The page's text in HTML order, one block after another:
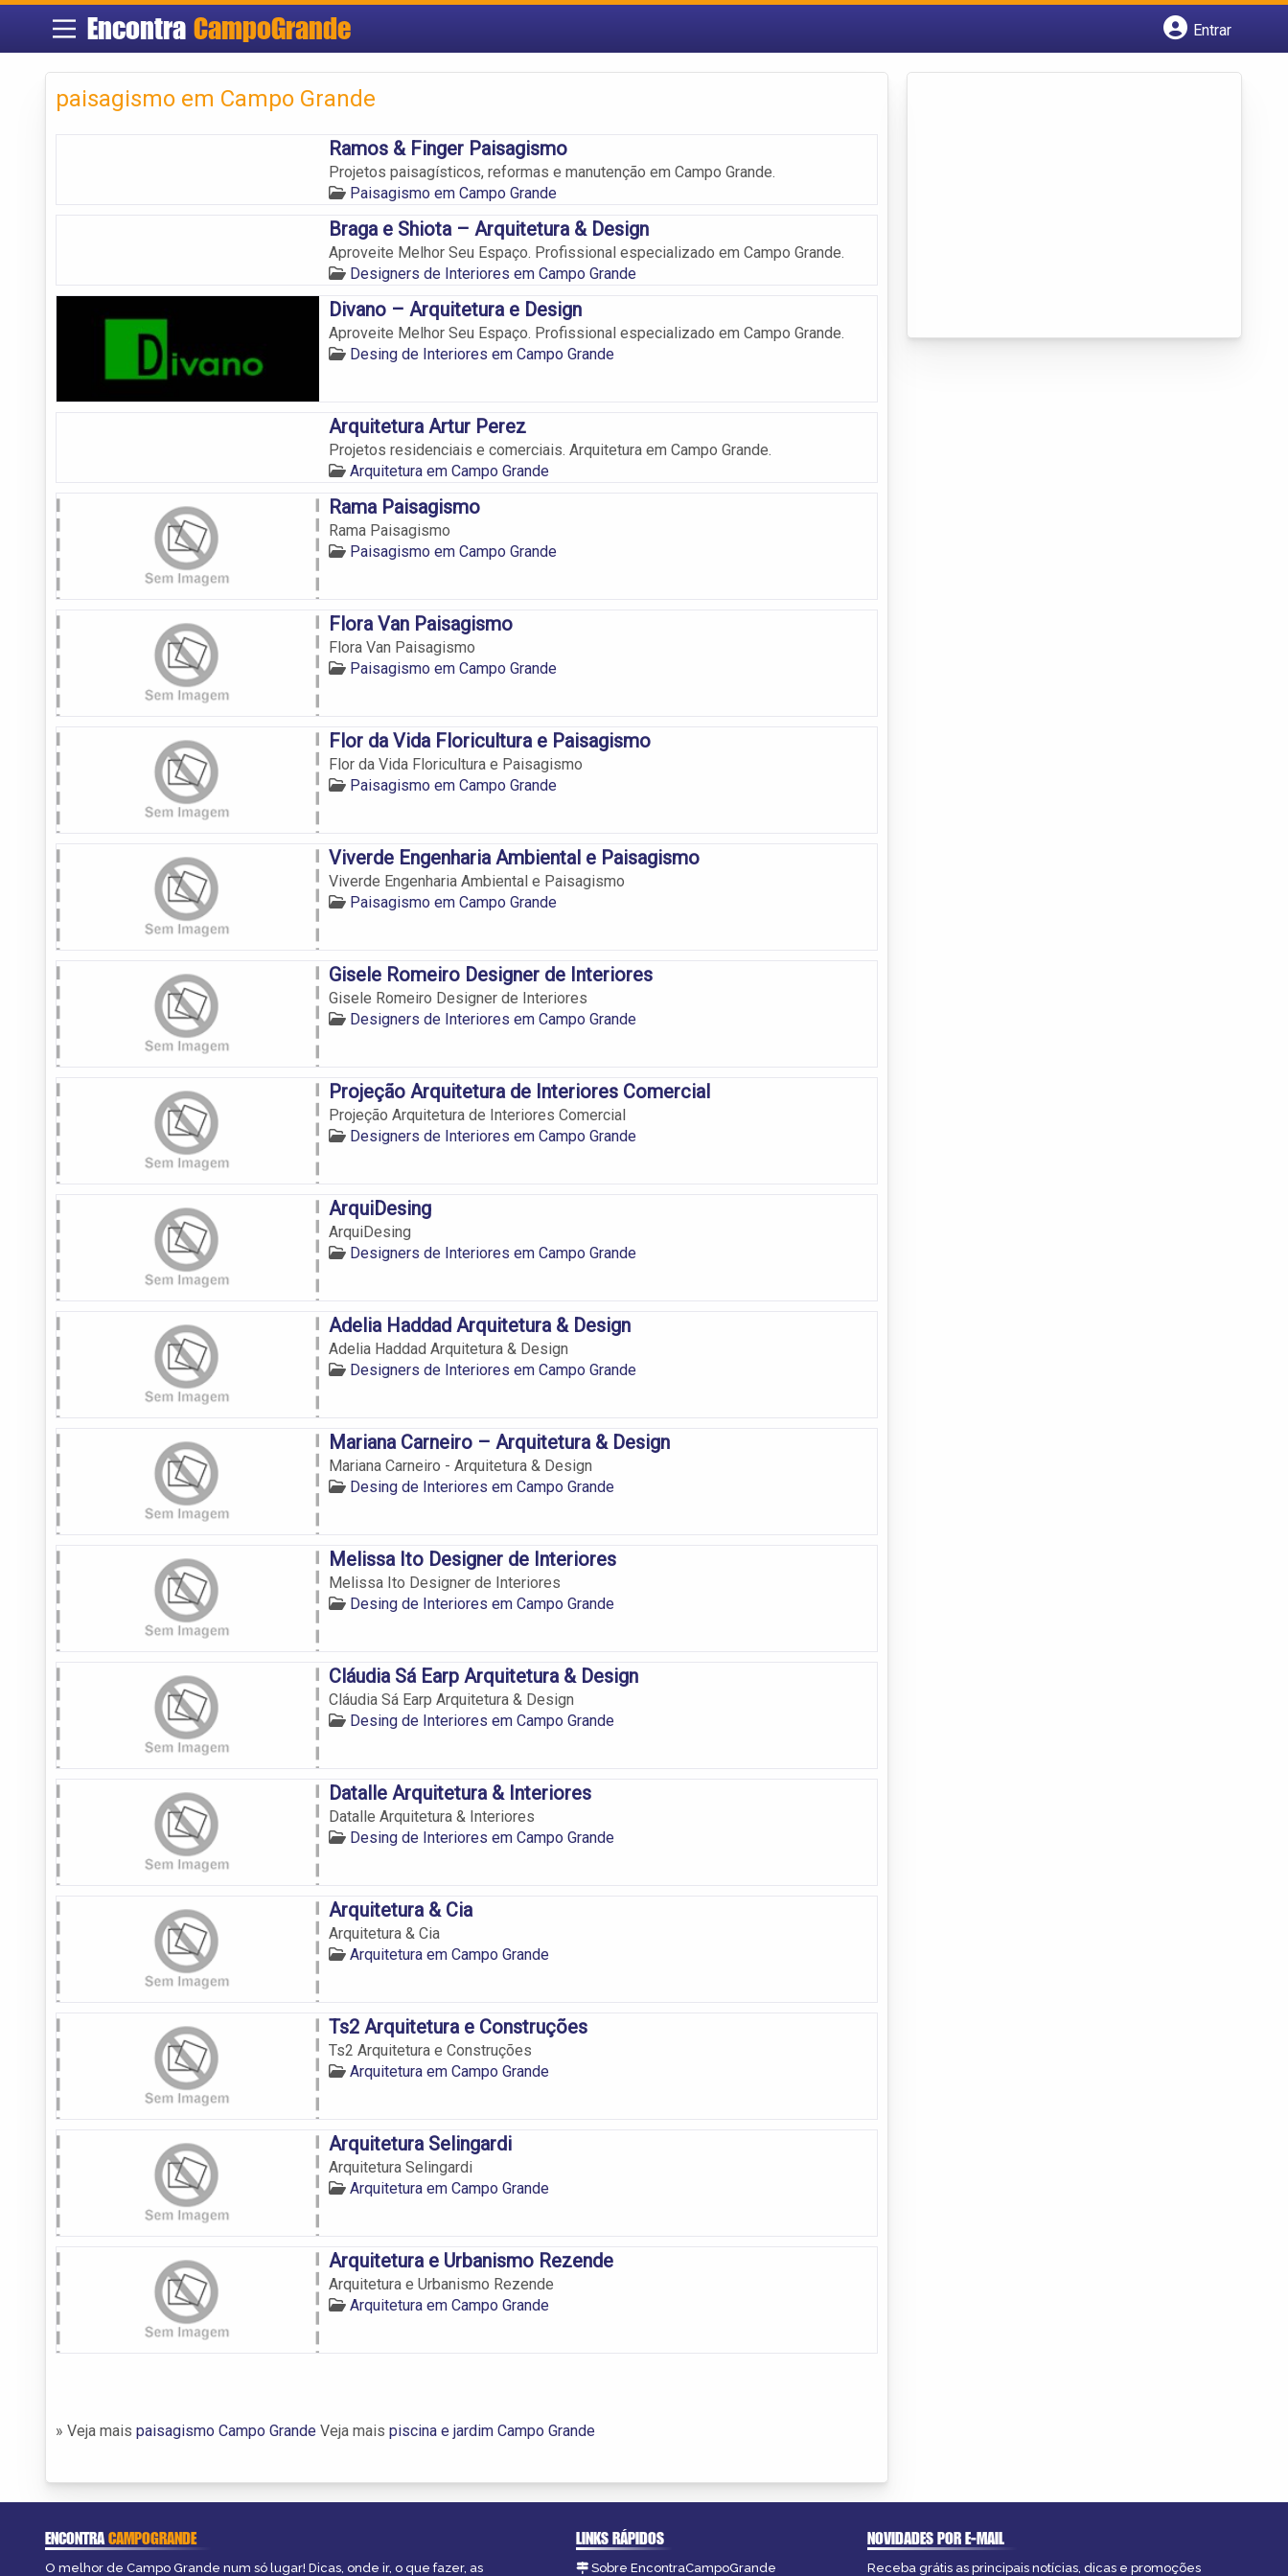
Encontra CampoGrande
Entrar
paisagismo em Campo Grande
Ramos & Finger Paisagismo
Projetos paisagísticos, reformas e manutenção em Campo Grande.
Paisagismo em Campo Grande
Braga e Shiota – Arquitetura & Design
Aproveite Melhor Seu Espaço. Profissional especializado em Campo Grande.
Designers de Interiores em Campo Grande
Divano – Arquitetura e Design
Aproveite Melhor Seu Espaço. Profissional especializado em Campo Grande.
Desing de Interiores em Campo Grande
Arquitetura Artur Perez
Projetos residenciais e comerciais. Arquitetura em Campo Grande.
Arquitetura em Campo Grande
Rama Paisagismo
Rama Paisagismo
Paisagismo em Campo Grande
Flora Van Paisagismo
Flora Van Paisagismo
Paisagismo em Campo Grande
Flor da Vida Floricultura e Paisagismo
Flor da Vida Floricultura e Paisagismo
Paisagismo em Campo Grande
Viverde Engenharia Ambiental e Paisagismo
Viverde Engenharia Ambiental e Paisagismo
Paisagismo em Campo Grande
Gisele Romeiro Designer de Interiores
Gisele Romeiro Designer de Interiores
Designers de Interiores em Campo Grande
Projeção Arquitetura de Interiores Comercial
Projeção Arquitetura de Interiores Comercial
Designers de Interiores em Campo Grande
ArquiDesing
ArquiDesing
Designers de Interiores em Campo Grande
Adelia Haddad Arquitetura & Design
Adelia Haddad Arquitetura & Design
Designers de Interiores em Campo Grande
Mariana Carneiro – Arquitetura & Design
Mariana Carneiro - Arquitetura & Design
Desing de Interiores em Campo Grande
Melissa Ito Designer de Interiores
Melissa Ito Designer de Interiores
Desing de Interiores em Campo Grande
Cláudia Sá Earp Arquitetura & Design
Cláudia Sá Earp Arquitetura & Design
Desing de Interiores em Campo Grande
Datalle Arquitetura & Interiores
Datalle Arquitetura & Interiores
Desing de Interiores em Campo Grande
Arquitetura & Cia
Arquitetura & Cia
Arquitetura em Campo Grande
Ts2 Arquitetura e Construções
Ts2 Arquitetura e Construções
Arquitetura em Campo Grande
Arquitetura Selingardi
Arquitetura Selingardi
Arquitetura em Campo Grande
Arquitetura e Urbanismo Rezende
Arquitetura e Urbanismo Rezende
Arquitetura em Campo Grande
» Veja mais paisagismo Campo Grande Veja mais piscina e jardim Campo Grande
ENCONTRACAMPOGRANDE
O melhor de Campo Grande num só lugar! Dicas, onde ir, o que fazer, as
LINKS RÁPIDOS
Sobre EncontraCampoGrande
NOVIDADES POR E-MAIL
Receba grátis as principais notícias, dicas e promoções